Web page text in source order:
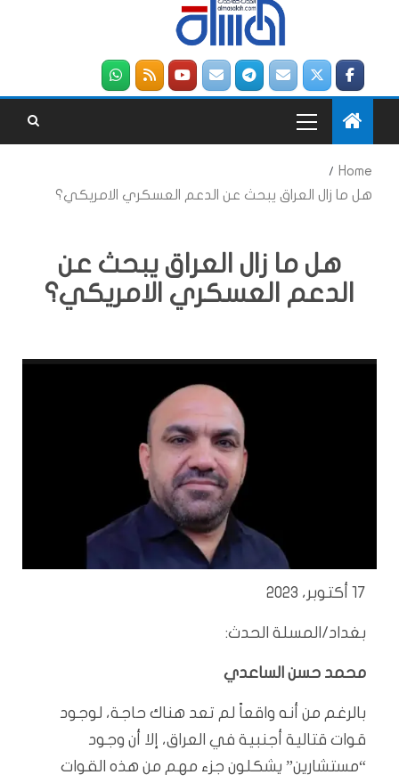
Home
هل ما زال العراق يبحث عن الدعم العسكري الامريكي؟
هل ما زال العراق يبحث عن
الدعم العسكري الامريكي؟
17 أكتوبر، 2023
بغداد/المسلة الحدث:
محمد حسن الساعدي
بالرغم من أنه واقعاً لم تعد هناك حاجة، لوجود
قوات قتالية أجنبية في العراق، إلا أن وجود
“مستشارين” يشكلون جزء مهم من هذه القوات